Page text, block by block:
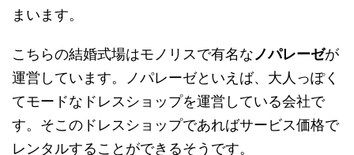
まいます。
こちらの結婚式場はモノリスで有名な ノパレーゼが
運営しています。ノパレーゼといえば、大人っぽく
てモードなドレスショップを運営している会社で
す。そこのドレスショップであればサービス価格で
レンタルすることができるそうです。